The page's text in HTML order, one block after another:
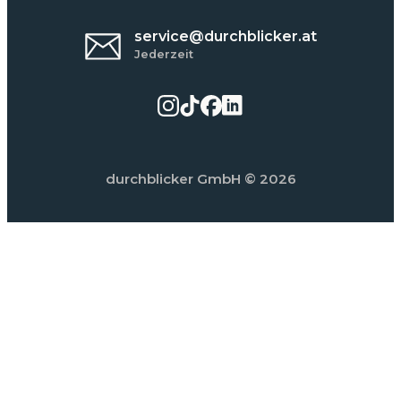
service@durchblicker.at
Jederzeit
durchblicker GmbH © 2026